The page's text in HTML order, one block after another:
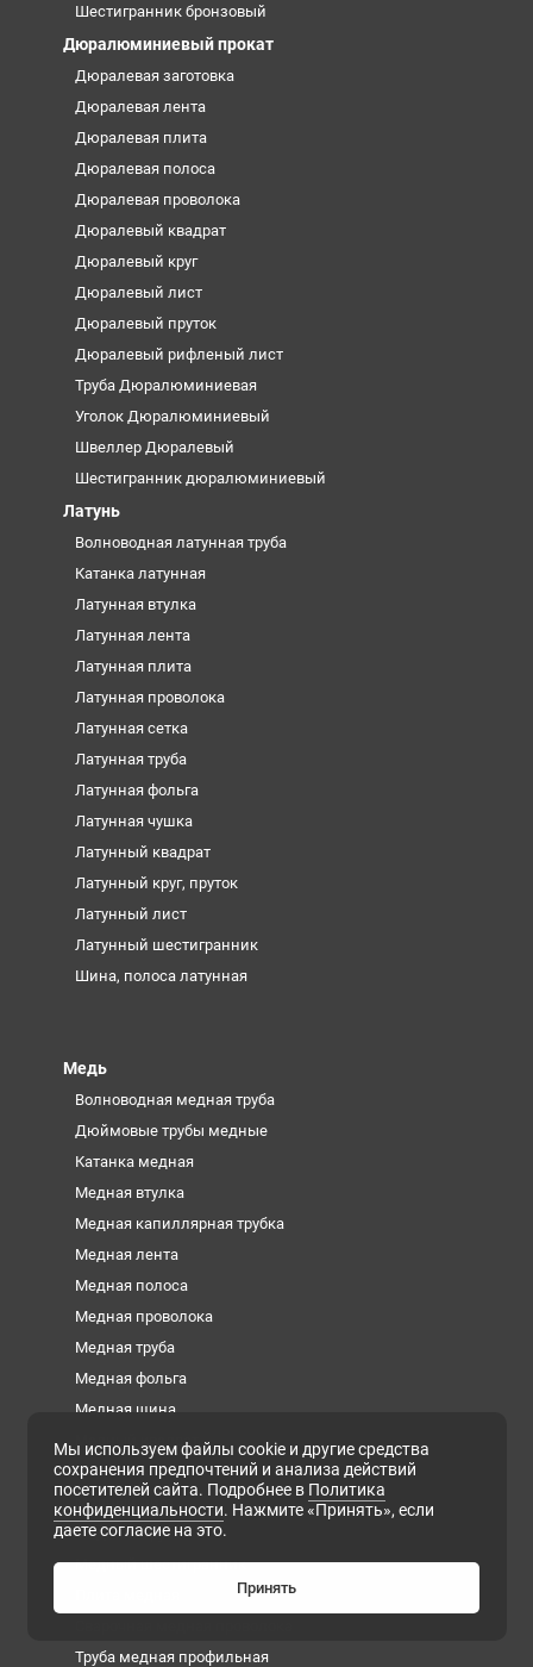
Шестигранник бронзовый
Дюралюминиевый прокат
Дюралевая заготовка
Дюралевая лента
Дюралевая плита
Дюралевая полоса
Дюралевая проволока
Дюралевый квадрат
Дюралевый круг
Дюралевый лист
Дюралевый пруток
Дюралевый рифленый лист
Труба Дюралюминиевая
Уголок Дюралюминиевый
Швеллер Дюралевый
Шестигранник дюралюминиевый
Латунь
Волноводная латунная труба
Катанка латунная
Латунная втулка
Латунная лента
Латунная плита
Латунная проволока
Латунная сетка
Латунная труба
Латунная фольга
Латунная чушка
Латунный квадрат
Латунный круг, пруток
Латунный лист
Латунный шестигранник
Шина, полоса латунная
Медь
Волноводная медная труба
Дюймовые трубы медные
Катанка медная
Медная втулка
Медная капиллярная трубка
Медная лента
Медная полоса
Медная проволока
Медная труба
Медная фольга
Медная шина
Медный квадрат
Медный круг
Медный лист
Медный пруток
Медный шестигранник
Труба медная профильная
Мы используем файлы cookie и другие средства
сохранения предпочтений и анализа действий
посетителей сайта. Подробнее в Политика
конфиденциальности. Нажмите «Принять», если
даете согласие на это.
Принять